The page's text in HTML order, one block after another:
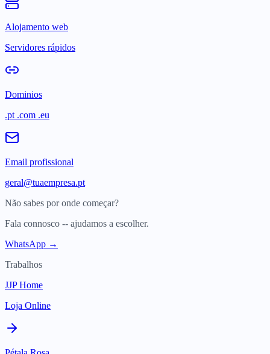
Alojamento web
Servidores rápidos
Dominios
.pt .com .eu
Email profissional
geral@tuaempresa.pt
Não sabes por onde começar?
Fala connosco -- ajudamos a escolher.
WhatsApp →
Trabalhos
JJP Home
Loja Online